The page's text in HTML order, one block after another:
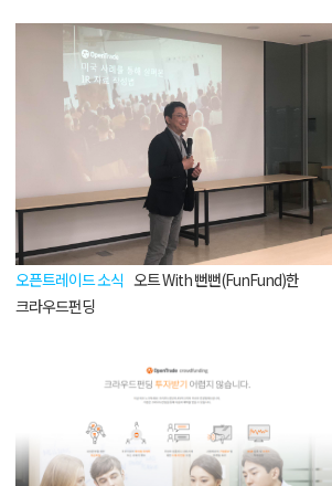
오픈트레이드 소식 오트 With 뻔뻔(FunFund)한
크라우드펀딩